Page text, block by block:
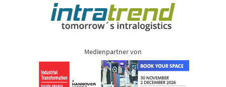
Medienpartner von